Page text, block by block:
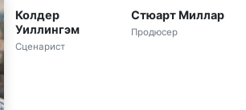
Колдер
Уиллингэм
Сценарист
Стюарт Миллар
Продюсер